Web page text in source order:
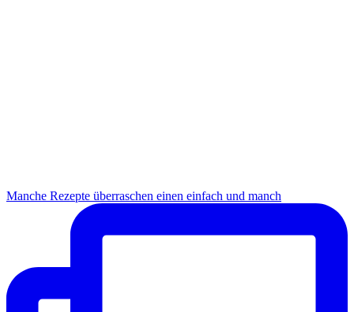
Manche Rezepte überraschen einen einfach und manch